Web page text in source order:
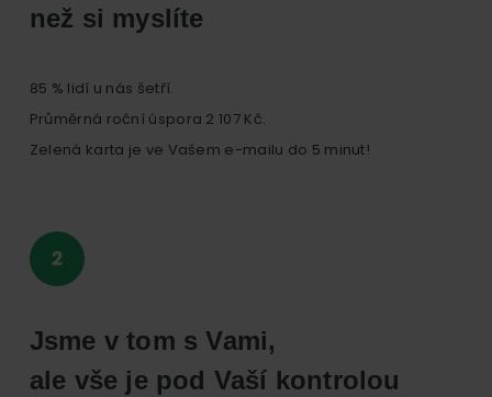
než si myslíte
85 % lidí u nás šetří.
Průměrná roční úspora 2 107 Kč.
Zelená karta je ve Vašem e-mailu do 5 minut!
Jsme v tom s Vami,
ale vše je pod Vaší kontrolou